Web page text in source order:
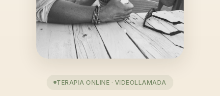
TERAPIA ONLINE · VIDEOLLAMADA